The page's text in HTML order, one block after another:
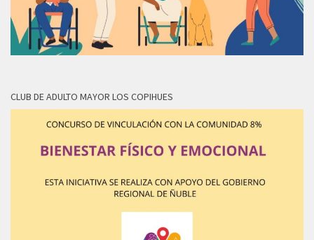
CLUB DE ADULTO MAYOR LOS COPIHUES